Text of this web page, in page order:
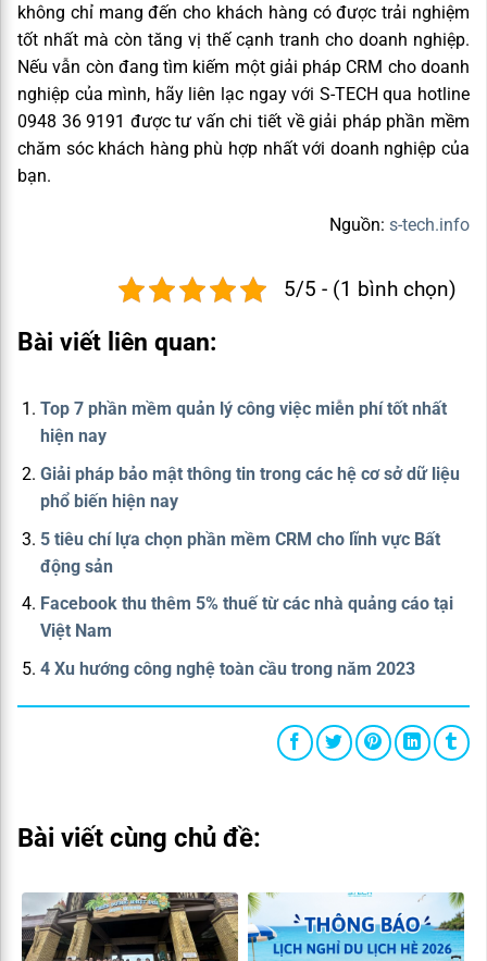
không chỉ mang đến cho khách hàng có được trải nghiệm
tốt nhất mà còn tăng vị thế cạnh tranh cho doanh nghiệp.
Nếu vẫn còn đang tìm kiếm một giải pháp CRM cho doanh
nghiệp của mình, hãy liên lạc ngay với S-TECH qua hotline
0948 36 9191 được tư vấn chi tiết về giải pháp phần mềm
chăm sóc khách hàng phù hợp nhất với doanh nghiệp của
bạn.
Nguồn: s-tech.info
5/5 - (1 bình chọn)
Bài viết liên quan:
Top 7 phần mềm quản lý công việc miễn phí tốt nhất
hiện nay
Giải pháp bảo mật thông tin trong các hệ cơ sở dữ liệu
phổ biến hiện nay
5 tiêu chí lựa chọn phần mềm CRM cho lĩnh vực Bất
động sản
Facebook thu thêm 5% thuế từ các nhà quảng cáo tại
Việt Nam
4 Xu hướng công nghệ toàn cầu trong năm 2023
Bài viết cùng chủ đề: